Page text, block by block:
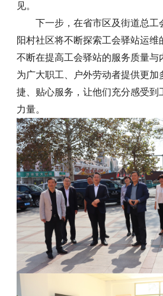
见。
下一步，在省市区及街道总工
阳村社区将不断探索工会驿站运维
不断在提高工会驿站的服务质量与
为广大职工、户外劳动者提供更加
捷、贴心服务，让他们充分感受到
力量。